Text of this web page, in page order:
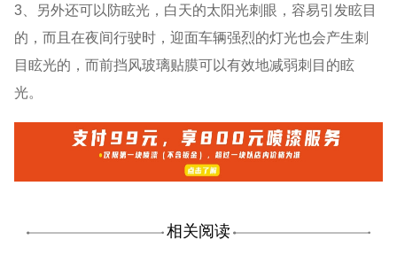
3、另外还可以防眩光，白天的太阳光刺眼，容易引发眩目
的，而且在夜间行驶时，迎面车辆强烈的灯光也会产生刺
目眩光的，而前挡风玻璃贴膜可以有效地减弱刺目的眩
光。
相关阅读